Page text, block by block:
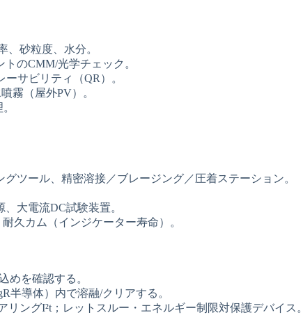
、砂粒度、水分。
のCMM/光学チェック。
サビリティ（QR）。
霧（屋外PV）。
ツール、精密溶接／ブレージング／圧着ステーション。
大電流DC試験装置。
久カム（インジケーター寿命）。
めを確認する。
半導体）内で溶融/クリアする。
ングI²t；レットスルー・エネルギー制限対保護デバイス。